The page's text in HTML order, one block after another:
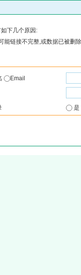
下几个原因:
能链接不完整,或数据已被删
Email